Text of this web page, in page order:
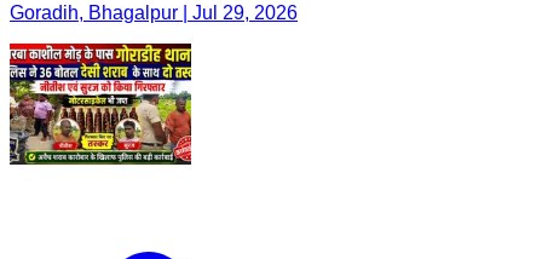
Goradih, Bhagalpur | Jul 29, 2026